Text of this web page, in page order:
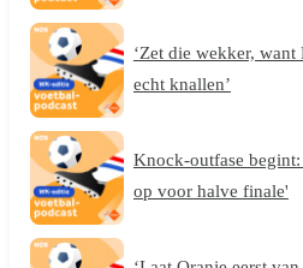
‘Zet die wekker,
echt knallen’
Knock-outfase
op voor halve finale'